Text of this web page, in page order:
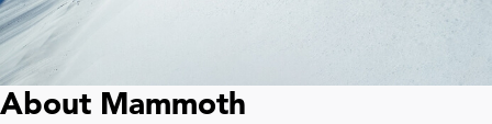
About Mammoth